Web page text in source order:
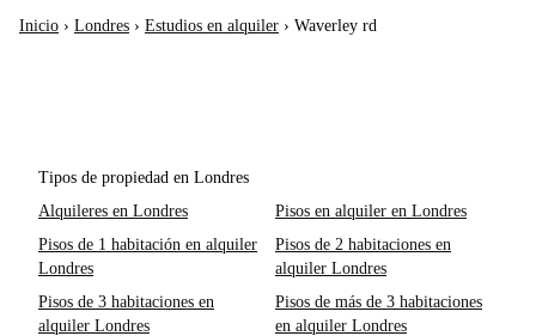
Inicio › Londres › Estudios en alquiler › Waverley rd
Tipos de propiedad en Londres
Alquileres en Londres
Pisos en alquiler en Londres
Pisos de 1 habitación en alquiler
Londres
Pisos de 2 habitaciones en
alquiler Londres
Pisos de 3 habitaciones en
alquiler Londres
Pisos de más de 3 habitaciones
en alquiler Londres